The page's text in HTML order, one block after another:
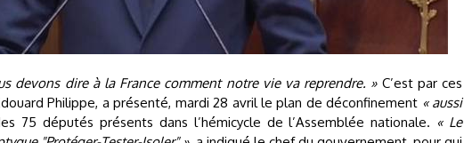
devons dire à la France comment notre vie va reprendre. »C’est par ces
Philippe, a présenté, mardi 28 avril le plan de déconfinement « aussi
75 députés présents dans l’hémicycle de l’Assemblée nationale. « Le